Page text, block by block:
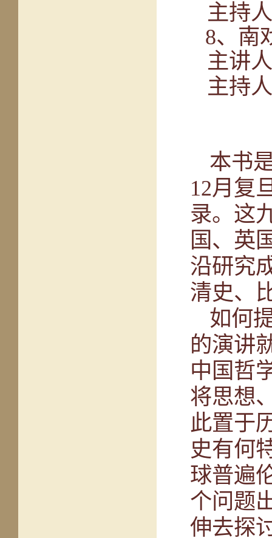
主持
8、南
主讲
主持
本书
12月复
录。这
国、英
沿研究
清史、
如何
的演讲
中国哲
将思想
此置于
史有何
球普遍
个问题
伸去探